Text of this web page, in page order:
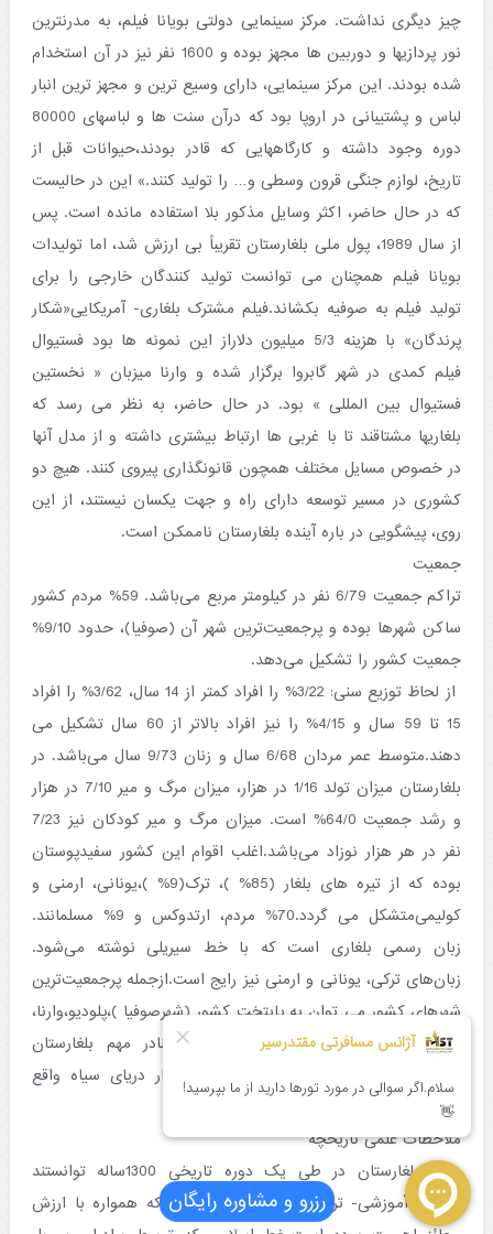
چیز دیگری نداشت. مرکز سینمایی دولتی بویانا فیلم، به مدرنترین
نور پردازیها و دوربین ها مجهز بوده و 1600 نفر نیز در آن استخدام
شده بودند. این مرکز سینمایی، دارای وسیع ترین و مجهز ترین انبار
لباس و پشتیبانی در اروپا بود که درآن سنت ها و لباسهای 80000
دوره وجود داشته و کارگاههایی که قادر بودند،حیوانات قبل از
تاریخ، لوازم جنگی قرون وسطی و… را تولید کنند.» این در حالیست
که در حال حاضر، اکثر وسایل مذکور بلا استفاده مانده است. پس
از سال 1989، پول ملی بلغارستان تقریباً بی ارزش شد، اما تولیدات
بویانا فیلم همچنان می توانست تولید کنندگان خارجی را برای
تولید فیلم به صوفیه بکشاند.فیلم مشترک بلغاری- آمریکایی«شکار
پرندگان» با هزینه 5/3 میلیون دلاراز این نمونه ها بود فستیوال
فیلم کمدی در شهر گابروا برگزار شده و وارنا میزبان « نخستین
فستیوال بین المللی » بود. در حال حاضر، به نظر می رسد که
بلغاریها مشتاقند تا با غربی ها ارتباط بیشتری داشته و از مدل آنها
در خصوص مسایل مختلف همچون قانونگذاری پیروی کنند. هیچ دو
کشوری در مسیر توسعه دارای راه و جهت یکسان نیستند، از این
روی، پیشگویی در باره آینده بلغارستان ناممکن است.
جمعیت
تراکم جمعیت 6/79 نفر در کیلومتر مربع می‌باشد. 59% مردم کشور
ساکن شهرها بوده و پرجمعیت‌ترین شهر آن (صوفیا)، حدود 9/10%
جمعیت کشور را تشکیل می‌دهد.
از لحاظ توزیع سنی: 3/22% را افراد کمتر از 14 سال، 3/62% را افراد
15 تا 59 سال و 4/15% را نیز افراد بالاتر از 60 سال تشکیل می
دهند.متوسط عمر مردان 6/68 سال و زنان 9/73 سال می‌باشد. در
بلغارستان میزان تولد 1/16 در هزار، میزان مرگ و میر 7/10 در هزار
و رشد جمعیت 64/0% است. میزان مرگ و میر کودکان نیز 7/23
نفر در هر هزار نوزاد می‌باشد.اغلب اقوام این کشور سفیدپوستان
بوده که از تیره های بلغار (85% )، ترک(9% )،یونانی، ارمنی و
کولیمی‌متشکل می گردد.70% مردم، ارتدوکس و 9% مسلمانند.
زبان رسمی بلغاری است که با خط سیریلی نوشته می‌شود.
زبان‌های ترکی، یونانی و ارمنی نیز رایج است.ازجمله پرجمعیت‌ترین
شهرهای کشور می توان به پایتخت کشور (شهرصوفیا )،پلودیو،وارنا،
روسه،بورگاس، واستارازاگورا اشاره نمود. بنادر مهم بلغارستان
عبارتند از بورگاس و وارنا که هر دو در کنار دریای سیاه واقع
شده‌اند.
ملاحظات علمی تاریخچه
مردم بلغارستان در طی یک دوره تاریخی 1300ساله توانستند
سنتهای آموزشی- تربیتی پایداری را بیافرینند که همواره با ارزش
رزرو و مشاوره رایگان